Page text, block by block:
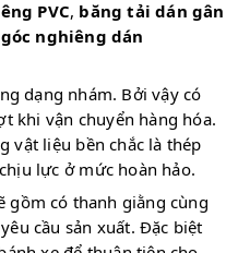
PVC, băng tải dán gân
nghiêng dán
dạng nhám. Bởi vậy có
khi vận chuyển hàng hóa.
vật liệu bền chắc là thép
lực ở mức hoàn hảo.
gồm có thanh giằng cùng
cầu sản xuất. Đặc biệt